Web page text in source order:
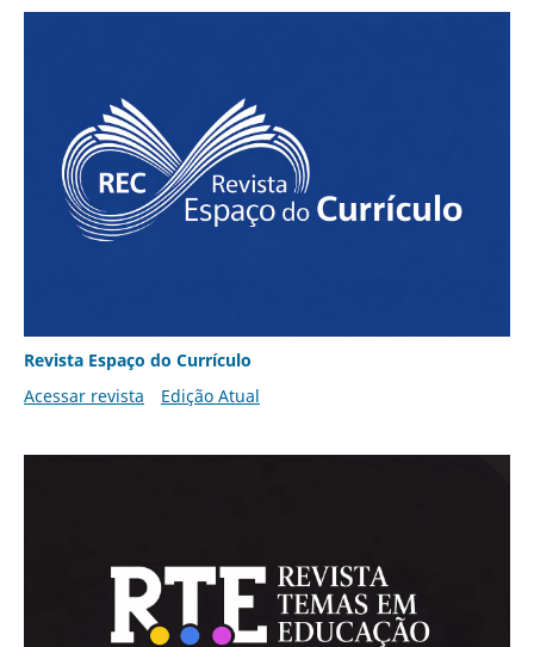
Revista Espaço do Currículo
Acessar revista
Edição Atual